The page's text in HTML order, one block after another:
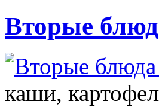
Вторые
каши,